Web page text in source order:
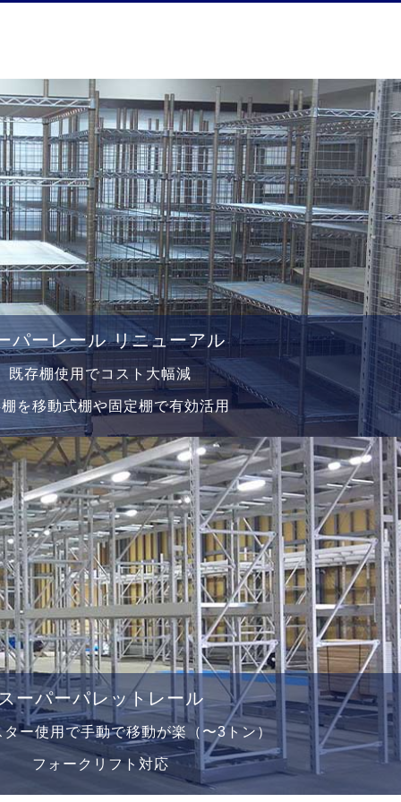
パーレール リニューアル
既存棚使⽤でコスト⼤幅減
を移動式棚や固定棚で有効活⽤
ーパーパレットレール
ター使⽤で⼿動で移動が楽（〜3トン）
フォークリフト対応